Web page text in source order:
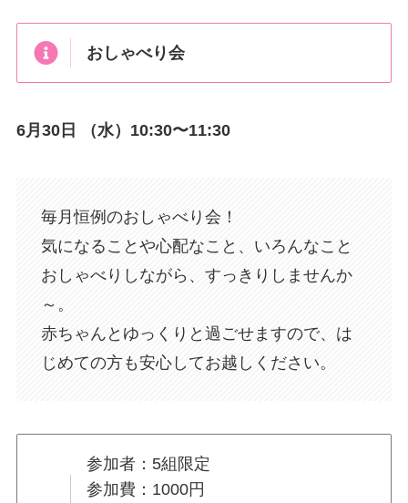
おしゃべり会
6月30日 （水）10:30〜11:30
毎月恒例のおしゃべり会！
気になることや心配なこと、いろんなこと
おしゃべりしながら、すっきりしませんか
～。
赤ちゃんとゆっくりと過ごせますので、は
じめての方も安心してお越しください。
参加者：5組限定
参加費：1000円